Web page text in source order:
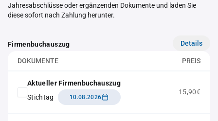
Jahresabschlüsse oder ergänzenden Dokumente und laden Sie
diese sofort nach Zahlung herunter.
Firmenbuchauszug Details
DOKUMENTE PREIS
Aktueller Firmenbuchauszug
Stichtag
10.08.2026
15,90€